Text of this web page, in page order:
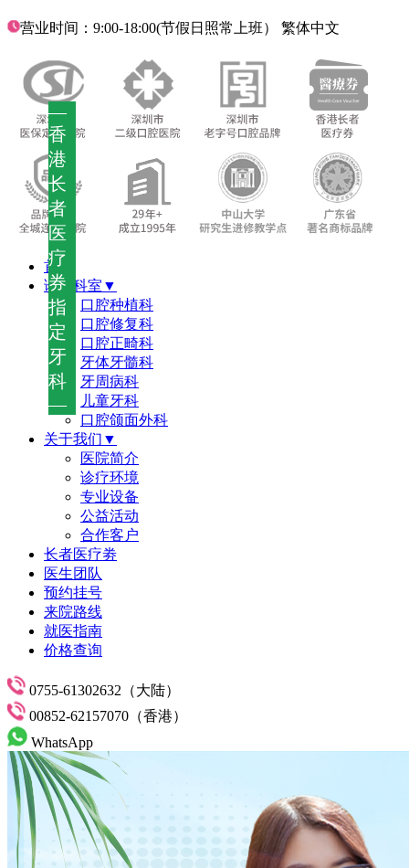
—
香
港
长
者
医
疗
券
指
定
牙
科
—
营业时间：9:00-18:00(节假日照常上班） 繁体中文
首页
诊疗科室▼
口腔种植科
口腔修复科
口腔正畸科
牙体牙髓科
牙周病科
儿童牙科
口腔颌面外科
关于我们▼
医院简介
诊疗环境
专业设备
公益活动
合作客户
长者医疗劵
医生团队
预约挂号
来院路线
就医指南
价格查询
0755-61302632（大陆）
00852-62157070（香港）
WhatsApp